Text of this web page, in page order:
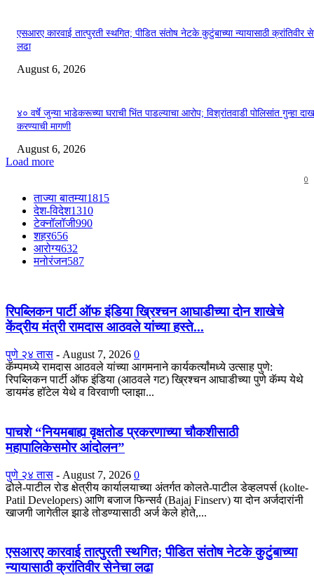
एसआरए कारवाई तात्पुरती स्थगित; पीडित संतोष नेटके कुटुंबाच्या न्यायासाठी क्रांतिवीर
लढा
August 6, 2026
४० वर्षे जुन्या भाडेकरूच्या घराची भिंत पाडल्याचा आरोप; विश्रांतवाडी पोलिसांत गुन्हा
करण्याची मागणी
August 6, 2026
Load more
0
ताज्या बातम्या1815
देश-विदेश1310
टेक्नॉलॉजी990
शहर656
आरोग्य632
मनोरंजन587
रिपब्लिकन पार्टी ऑफ इंडिया ख्रिश्चन आघाडीच्या दोन शाखेचे
केंद्रीय मंत्री रामदास आठवले यांच्या हस्ते...
पुणे २४ तास - August 7, 2026 0
कॅम्पमध्ये रामदास आठवले यांच्या आगमनाने कार्यकर्त्यांमध्ये उत्साह पुणे:
रिपब्लिकन पार्टी ऑफ इंडिया (आठवले गट) ख्रिश्चन आघाडीच्या पुणे कॅम्प येथे
डायमंड हॉटेल येथे व विरवाणी प्लाझा...
पाचशे “नियमबाह्य वृक्षतोड प्रकरणाच्या चौकशीसाठी
महापालिकेसमोर आंदोलन”
पुणे २४ तास - August 7, 2026 0
ढोले-पाटील रोड क्षेत्रीय कार्यालयाच्या अंतर्गत कोलते-पाटील डेव्हलपर्स (kolte-
Patil Developers) आणि बजाज फिन्सर्व (Bajaj Finserv) या दोन अर्जदारांनी
खाजगी जागेतील झाडे तोडण्यासाठी अर्ज केले होते,...
एसआरए कारवाई तात्पुरती स्थगित; पीडित संतोष नेटके कुटुंबाच्या
न्यायासाठी क्रांतिवीर सेनेचा लढा